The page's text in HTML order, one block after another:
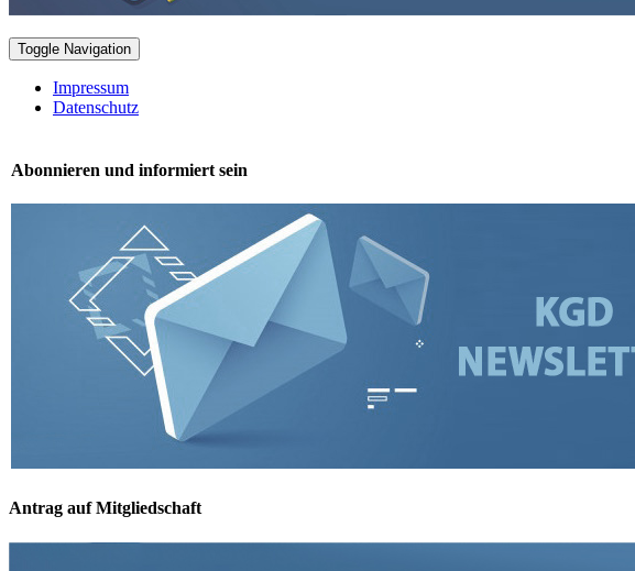
Toggle Navigation
Impressum
Datenschutz
Abonnieren und informiert sein
Antrag auf Mitgliedschaft